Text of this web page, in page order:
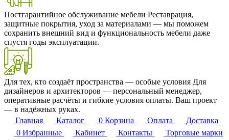
Постгарантийное обслуживание мебели Реставрация,
защитные покрытия, уход за материалами — мы поможем
сохранить внешний вид и функциональность мебели даже
спустя годы эксплуатации.
Для тех, кто создаёт пространства — особые условия Для
дизайнеров и архитекторов — персональный менеджер,
оперативные расчёты и гибкие условия оплаты. Ваш проект
— в надёжных руках.
Главная
Каталог 0 Корзина Оплата
Доставка
0 Избранные Кабинет Контакты
Торговые марки